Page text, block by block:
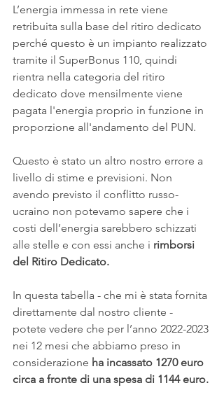
L’energia immessa in rete viene
retribuita sulla base del ritiro dedicato
perché questo è un impianto realizzato
tramite il SuperBonus 110, quindi
rientra nella categoria del ritiro
dedicato dove mensilmente viene
pagata l'energia proprio in funzione in
proporzione all'andamento del PUN.
Questo è stato un altro nostro errore a
livello di stime e previsioni. Non
avendo previsto il conflitto russo-
ucraino non potevamo sapere che i
costi dell’energia sarebbero schizzati
alle stelle e con essi anche i rimborsi
del Ritiro Dedicato.
In questa tabella - che mi è stata fornita
direttamente dal nostro cliente -
potete vedere che per l’anno 2022-2023
nei 12 mesi che abbiamo preso in
considerazione ha incassato 1270 euro
circa a fronte di una spesa di 1144 euro.